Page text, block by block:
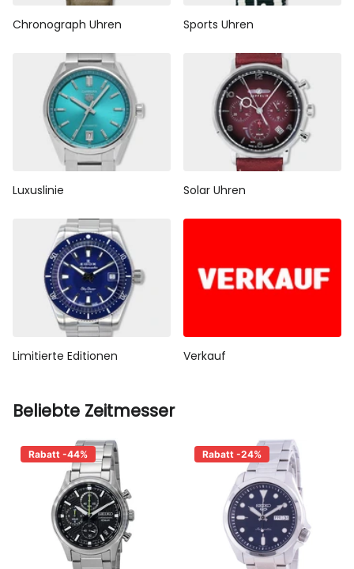
Chronograph Uhren Sports Uhren
Luxuslinie Solar Uhren
Limitierte Editionen Verkauf
Beliebte Zeitmesser
Rabatt -44% Rabatt -24%